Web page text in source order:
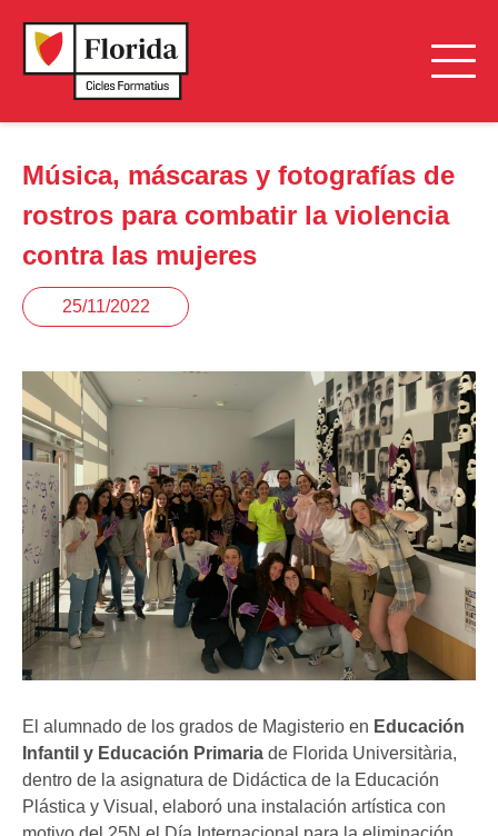
Música, máscaras y fotografías de
rostros para combatir la violencia
contra las mujeres
25/11/2022
El alumnado de los grados de Magisterio en Educación
Infantil y Educación Primaria de Florida Universitària,
dentro de la asignatura de Didáctica de la Educación
Plástica y Visual, elaboró una instalación artística con